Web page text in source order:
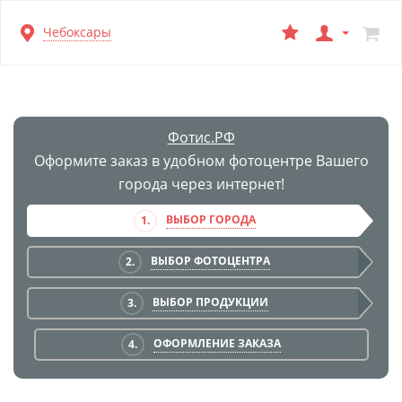
Перейти
к
Чебоксары
Фотис.РФ
Оформите заказ в удобном фотоцентре Вашего
города через интернет!
1. ВЫБОР ГОРОДА
2. ВЫБОР ФОТОЦЕНТРА
3. ВЫБОР ПРОДУКЦИИ
4. ОФОРМЛЕНИЕ ЗАКАЗА